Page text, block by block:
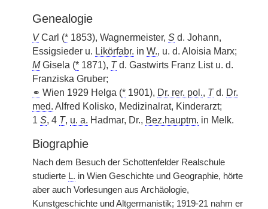
Genealogie
VCarl (* 1853), Wagnermeister, S d. Johann,
Essigsieder u. Likörfabr. in W., u. d. Aloisia Marx;
MGisela (* 1871), Td. Gastwirts Franz List u. d.
Franziska Gruber;
⚭ Wien 1929 Helga (* 1901), Dr. rer. pol., Td. Dr.
med. Alfred Kolisko, Medizinalrat, Kinderarzt;
1 S, 4 T, u. a. Hadmar, Dr., Bez.hauptm. in Melk.
Biographie
Nach dem Besuch der Schottenfelder Realschule
studierte L. in Wien Geschichte und Geographie, hörte
aber auch Vorlesungen aus Archäologie,
Kunstgeschichte und Altgermanistik; 1919-21 nahm er